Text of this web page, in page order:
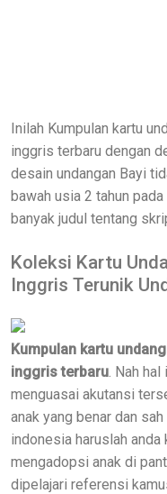
Inilah Kumpulan kartu
inggris terbaru dengan
desain undangan Bayi
bawah usia 2 tahun
banyak judul tentang
Koleksi Kartu
Inggris Terunik
Kumpulan kartu
inggris terbaru. Nah
menguasai akutansi
anak yang benar dan
indonesia haruslah
mengadopsi anak di
dipelajari referensi